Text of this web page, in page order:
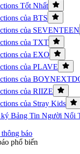
Tốt Nhất
của BTS
của SEVENTEEN
của TXT
của EXO
của PLAVE
của
của RIIZE
của Stray Kids
Bảng Tin Người Nổi
báo
phổ biến